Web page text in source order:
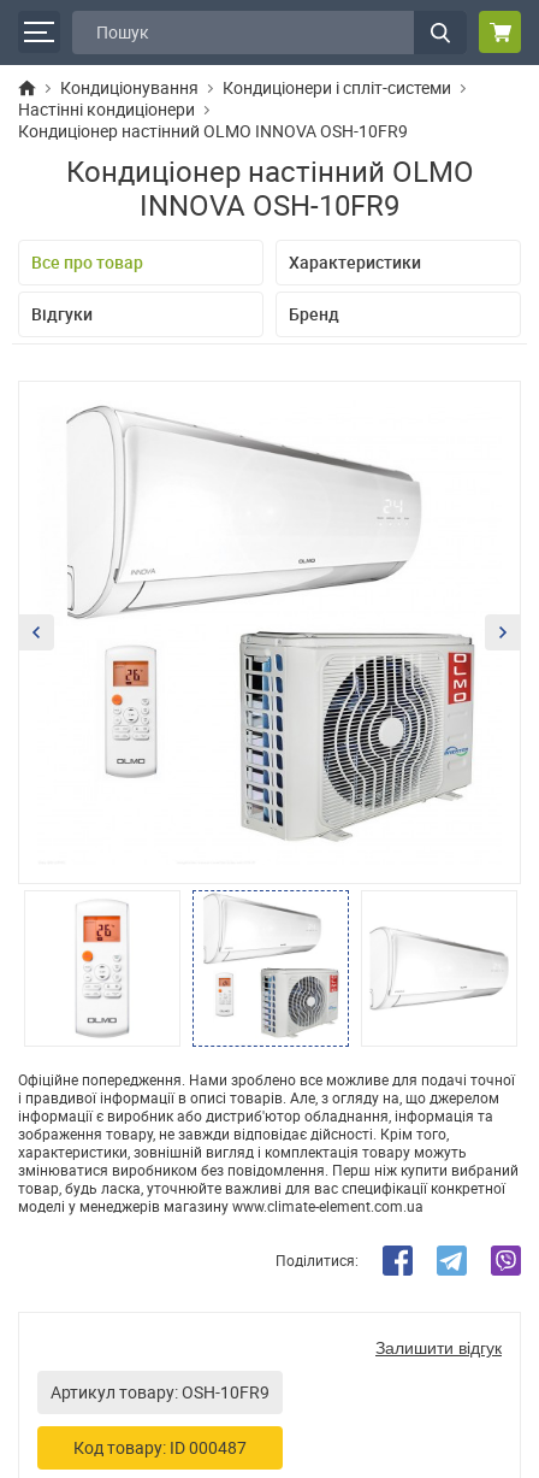
Кондиціонування
Кондиціонери і спліт-системи
Настінні кондиціонери
Кондиціонер настінний OLMO INNOVA OSH-10FR9
Кондиціонер настінний OLMO
INNOVA OSH-10FR9
Все про товар Характеристики
Відгуки Бренд
Офіційне попередження. Нами зроблено все можливе для подачі точної
і правдивої інформації в описі товарів. Але, з огляду на, що джерелом
інформації є виробник або дистриб'ютор обладнання, інформація та
зображення товару, не завжди відповідає дійсності. Крім того,
характеристики, зовнішній вигляд і комплектація товару можуть
змінюватися виробником без повідомлення. Перш ніж купити вибраний
товар, будь ласка, уточнюйте важливі для вас специфікації конкретної
моделі у менеджерів магазину www.climate-element.com.ua
Поділитися:
Артикул товару: OSH-10FR9
Код товару: ID 000487
Залишити відгук